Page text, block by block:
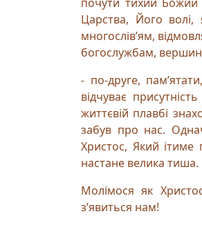
Царства, Його
многослів’ям,
богослужбам,
- по-друге,
відчуває
життєвій плавбі
забув про нас.
Христос, Який ітиме
настане велика тиша.
Молімося як
з’явиться нам!